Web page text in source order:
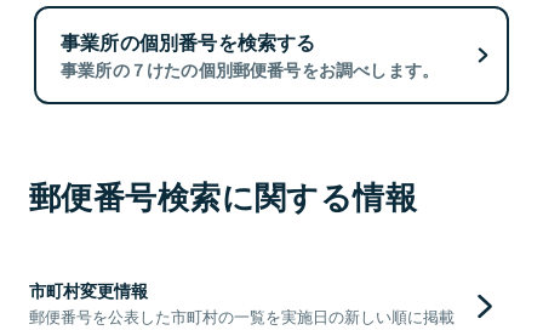
事業所の個別番号を検索する
事業所の７けたの個別郵便番号をお調べします。
郵便番号検索に関する情報
市町村変更情報
郵便番号を公表した市町村の一覧を実施日の新しい順に掲載